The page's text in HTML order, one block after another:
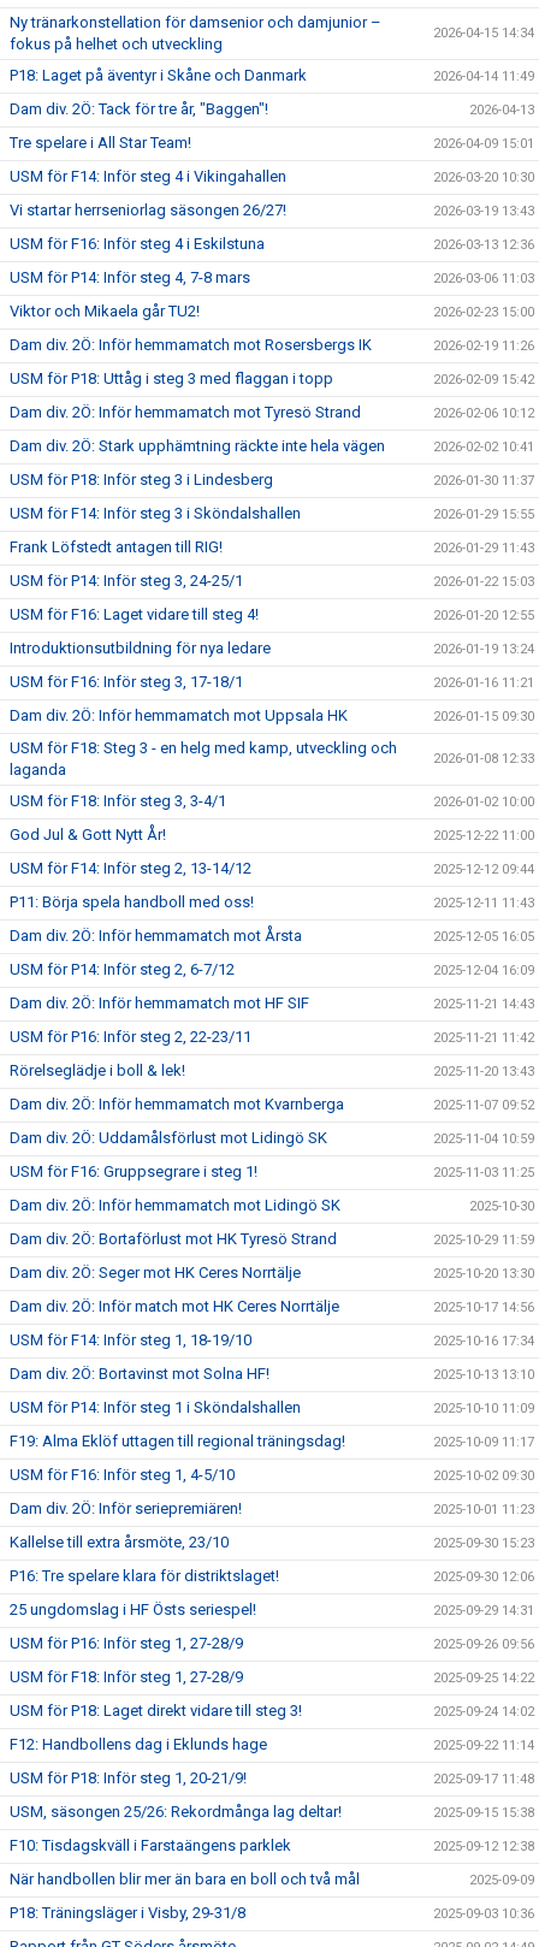
Ny tränarkonstellation för damsenior och damjunior –
fokus på helhet och utveckling
2026-04-15 14:34
P18: Laget på äventyr i Skåne och Danmark 2026-04-14 11:49
Dam div. 2Ö: Tack för tre år, "Baggen"! 2026-04-13
Tre spelare i All Star Team! 2026-04-09 15:01
USM för F14: Inför steg 4 i Vikingahallen 2026-03-20 10:30
Vi startar herrseniorlag säsongen 26/27! 2026-03-19 13:43
USM för F16: Inför steg 4 i Eskilstuna 2026-03-13 12:36
USM för P14: Inför steg 4, 7-8 mars 2026-03-06 11:03
Viktor och Mikaela går TU2! 2026-02-23 15:00
Dam div. 2Ö: Inför hemmamatch mot Rosersbergs IK 2026-02-19 11:26
USM för P18: Uttåg i steg 3 med flaggan i topp 2026-02-09 15:42
Dam div. 2Ö: Inför hemmamatch mot Tyresö Strand 2026-02-06 10:12
Dam div. 2Ö: Stark upphämtning räckte inte hela vägen 2026-02-02 10:41
USM för P18: Inför steg 3 i Lindesberg 2026-01-30 11:37
USM för F14: Inför steg 3 i Sköndalshallen 2026-01-29 15:55
Frank Löfstedt antagen till RIG! 2026-01-29 11:43
USM för P14: Inför steg 3, 24-25/1 2026-01-22 15:03
USM för F16: Laget vidare till steg 4! 2026-01-20 12:55
Introduktionsutbildning för nya ledare 2026-01-19 13:24
USM för F16: Inför steg 3, 17-18/1 2026-01-16 11:21
Dam div. 2Ö: Inför hemmamatch mot Uppsala HK 2026-01-15 09:30
USM för F18: Steg 3 - en helg med kamp, utveckling och
laganda
2026-01-08 12:33
USM för F18: Inför steg 3, 3-4/1 2026-01-02 10:00
God Jul & Gott Nytt År! 2025-12-22 11:00
USM för F14: Inför steg 2, 13-14/12 2025-12-12 09:44
P11: Börja spela handboll med oss! 2025-12-11 11:43
Dam div. 2Ö: Inför hemmamatch mot Årsta 2025-12-05 16:05
USM för P14: Inför steg 2, 6-7/12 2025-12-04 16:09
Dam div. 2Ö: Inför hemmamatch mot HF SIF 2025-11-21 14:43
USM för P16: Inför steg 2, 22-23/11 2025-11-21 11:42
Rörelseglädje i boll & lek! 2025-11-20 13:43
Dam div. 2Ö: Inför hemmamatch mot Kvarnberga 2025-11-07 09:52
Dam div. 2Ö: Uddamålsförlust mot Lidingö SK 2025-11-04 10:59
USM för F16: Gruppsegrare i steg 1! 2025-11-03 11:25
Dam div. 2Ö: Inför hemmamatch mot Lidingö SK 2025-10-30
Dam div. 2Ö: Bortaförlust mot HK Tyresö Strand 2025-10-29 11:59
Dam div. 2Ö: Seger mot HK Ceres Norrtälje 2025-10-20 13:30
Dam div. 2Ö: Inför match mot HK Ceres Norrtälje 2025-10-17 14:56
USM för F14: Inför steg 1, 18-19/10 2025-10-16 17:34
Dam div. 2Ö: Bortavinst mot Solna HF! 2025-10-13 13:10
USM för P14: Inför steg 1 i Sköndalshallen 2025-10-10 11:09
F19: Alma Eklöf uttagen till regional träningsdag! 2025-10-09 11:17
USM för F16: Inför steg 1, 4-5/10 2025-10-02 09:30
Dam div. 2Ö: Inför seriepremiären! 2025-10-01 11:23
Kallelse till extra årsmöte, 23/10 2025-09-30 15:23
P16: Tre spelare klara för distriktslaget! 2025-09-30 12:06
25 ungdomslag i HF Östs seriespel! 2025-09-29 14:31
USM för P16: Inför steg 1, 27-28/9 2025-09-26 09:56
USM för F18: Inför steg 1, 27-28/9 2025-09-25 14:22
USM för P18: Laget direkt vidare till steg 3! 2025-09-24 14:02
F12: Handbollens dag i Eklunds hage 2025-09-22 11:14
USM för P18: Inför steg 1, 20-21/9! 2025-09-17 11:48
USM, säsongen 25/26: Rekordmånga lag deltar! 2025-09-15 15:38
F10: Tisdagskväll i Farstaängens parklek 2025-09-12 12:38
När handbollen blir mer än bara en boll och två mål 2025-09-09
P18: Träningsläger i Visby, 29-31/8 2025-09-03 10:36